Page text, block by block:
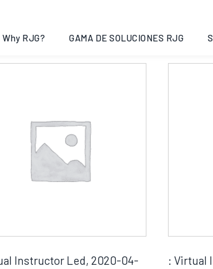
Why RJG? GAMA DE SOLUCIONES RJG
1–12 de 51 resultados
Instructor Led, 2020-04-
: Virtual